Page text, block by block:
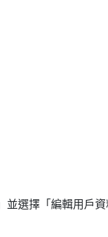
並選擇「編輯用戶